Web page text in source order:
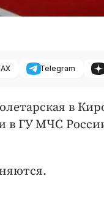
Telegram
в
в ГУ МЧС